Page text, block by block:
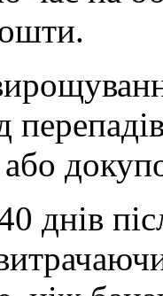
або
днів